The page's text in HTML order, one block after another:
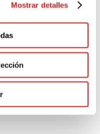
Mostrar detalles
foco
evaluación
significado